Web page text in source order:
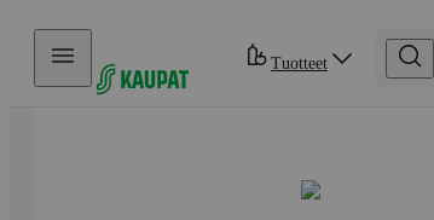
Hyppää sisältöön
Tuotteet